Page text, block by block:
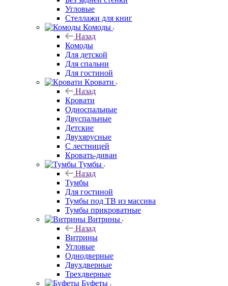
Угловые
Стеллажи для книг
Комоды
Назад
Комоды
Для детской
Для спальни
Для гостиной
Кровати
Назад
Кровати
Односпальные
Двуспальные
Детские
Двухярусные
С лестницей
Кровать-диван
Тумбы
Назад
Тумбы
Для гостиной
Тумбы под ТВ из массива
Тумбы прикроватные
Витрины
Назад
Витрины
Угловые
Однодверные
Двухдверные
Трехдверные
Буфеты